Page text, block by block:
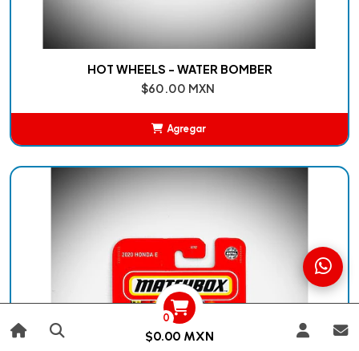
0
$0.00 MXN
HOT WHEELS - WATER BOMBER
$60.00 MXN
Agregar